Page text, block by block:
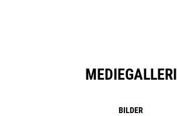
MEDIEGALLERI
BILDER